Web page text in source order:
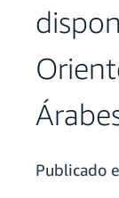
Publicado